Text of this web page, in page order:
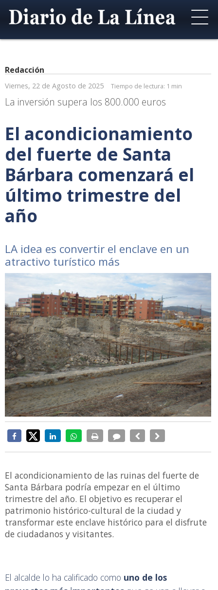
Redacción
Viernes, 22 de Agosto de 2025 Tiempo de lectura: 1 min
La inversión supera los 800.000 euros
El acondicionamiento
del fuerte de Santa
Bárbara comenzará el
último trimestre del
año
LA idea es convertir el enclave en un
atractivo turístico más
El acondicionamiento de las ruinas del fuerte de
Santa Bárbara podría empezar en el último
trimestre del año. El objetivo es recuperar el
patrimonio histórico-cultural de la ciudad y
transformar este enclave histórico para el disfrute
de ciudadanos y visitantes.
El alcalde lo ha calificado como uno de los